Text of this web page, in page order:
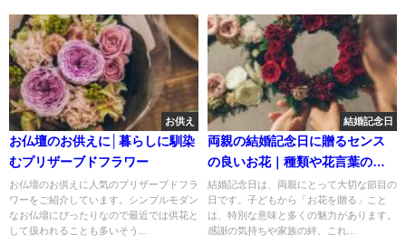
お供え
お仏壇のお供えに│暮らしに馴染
むプリザーブドフラワー
お仏壇のお供えに人気のプリザーブドフラ
ワーをご紹介しています。シンプルモダン
なお仏壇にぴったりなので最近では供花と
して扱われることも多いそう...
結婚記念日
両親の結婚記念日に贈るセンス
の良いお花｜種類や花言葉の選
び方
結婚記念日は、両親にとって大切な節目の
日です。子どもから「お花を贈る」こと
は、特別な意味と多くの魅力があります。
感謝の気持ちや家族の絆、これ...